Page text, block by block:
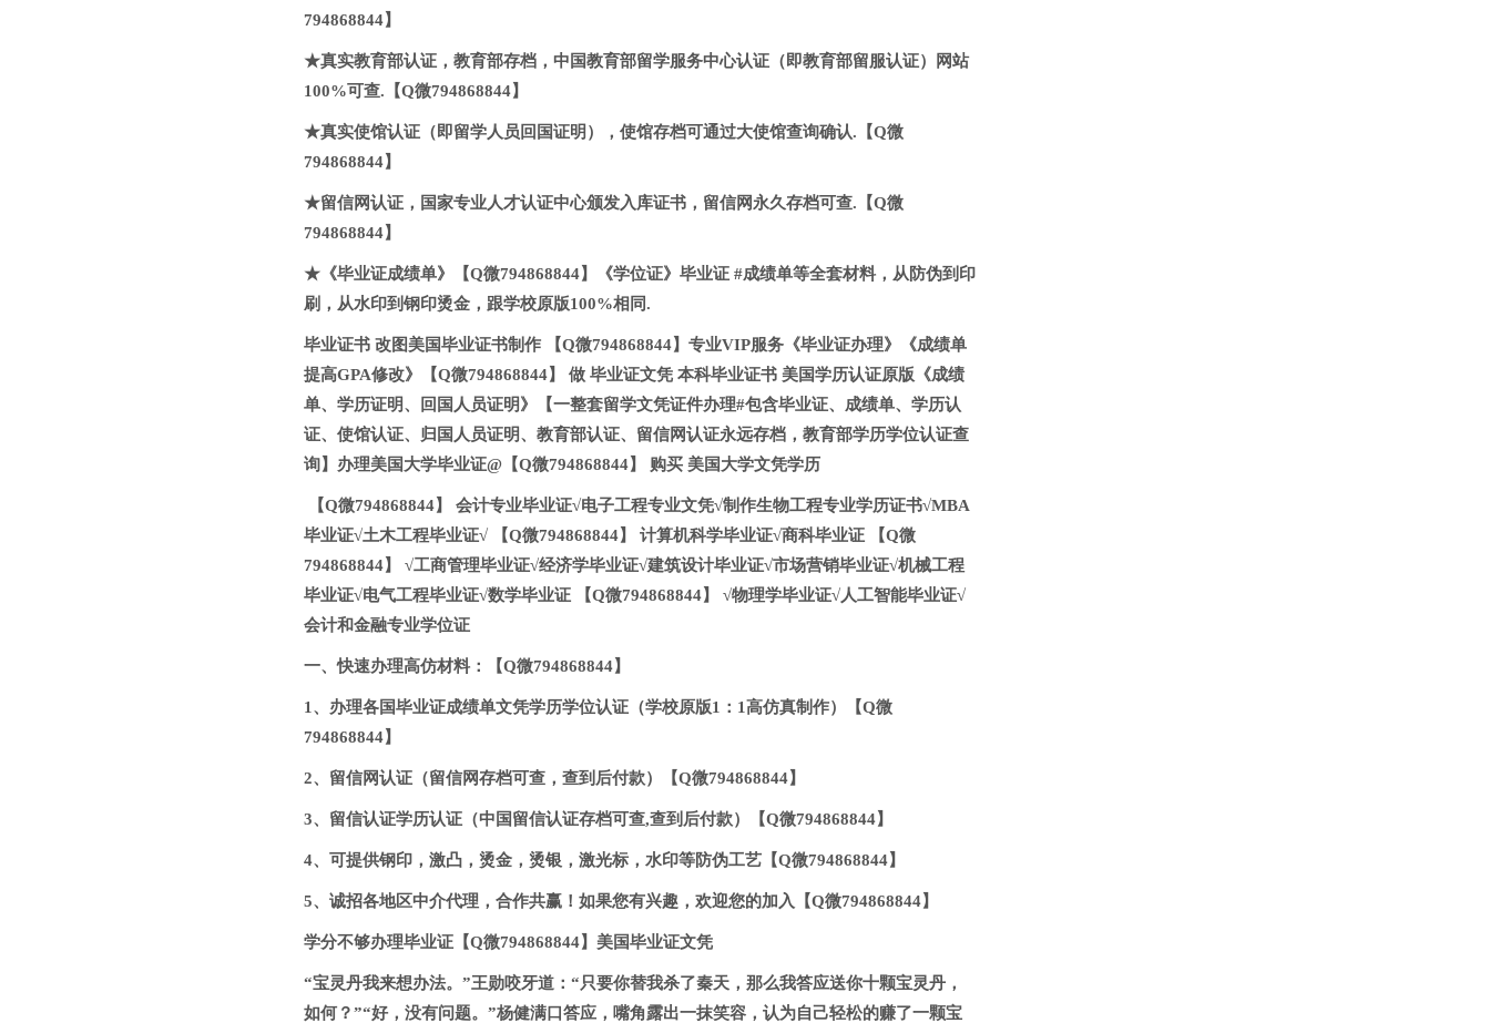
794868844】
★真实教育部认证，教育部存档，中国教育部留学服务中心认证（即教育部留服认证）网站
100%可查.【Q微794868844】
★真实使馆认证（即留学人员回国证明），使馆存档可通过大使馆查询确认.【Q微
794868844】
★留信网认证，国家专业人才认证中心颁发入库证书，留信网永久存档可查.【Q微
794868844】
★《毕业证成绩单》【Q微794868844】《学位证》毕业证 #成绩单等全套材料，从防伪到印
刷，从水印到钢印烫金，跟学校原版100%相同.
毕业证书 改图美国毕业证书制作 【Q微794868844】专业VIP服务《毕业证办理》《成绩单
提高GPA修改》【Q微794868844】 做 毕业证文凭 本科毕业证书 美国学历认证原版《成绩
单、学历证明、回国人员证明》【一整套留学文凭证件办理#包含毕业证、成绩单、学历认
证、使馆认证、归国人员证明、教育部认证、留信网认证永远存档，教育部学历学位认证查
询】办理美国大学毕业证@【Q微794868844】 购买 美国大学文凭学历
【Q微794868844】 会计专业毕业证√电子工程专业文凭√制作生物工程专业学历证书√MBA
毕业证√土木工程毕业证√ 【Q微794868844】 计算机科学毕业证√商科毕业证 【Q微
794868844】 √工商管理毕业证√经济学毕业证√建筑设计毕业证√市场营销毕业证√机械工程
毕业证√电气工程毕业证√数学毕业证 【Q微794868844】 √物理学毕业证√人工智能毕业证√
会计和金融专业学位证
一、快速办理高仿材料：【Q微794868844】
1、办理各国毕业证成绩单文凭学历学位认证（学校原版1：1高仿真制作）【Q微
794868844】
2、留信网认证（留信网存档可查，查到后付款）【Q微794868844】
3、留信认证学历认证（中国留信认证存档可查,查到后付款）【Q微794868844】
4、可提供钢印，激凸，烫金，烫银，激光标，水印等防伪工艺【Q微794868844】
5、诚招各地区中介代理，合作共赢！如果您有兴趣，欢迎您的加入【Q微794868844】
学分不够办理毕业证【Q微794868844】美国毕业证文凭
“宝灵丹我来想办法。”王勋咬牙道：“只要你替我杀了秦天，那么我答应送你十颗宝灵丹，
如何？”“好，没有问题。”杨健满口答应，嘴角露出一抹笑容，认为自己轻松的赚了一颗宝